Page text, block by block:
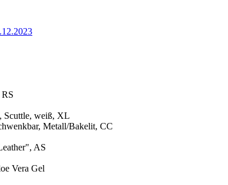
Scuttle, weiß, XL
Metall/Bakelit, CC
AS
Vera Gel